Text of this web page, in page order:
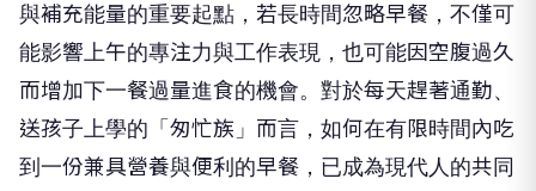
與補充能量的重要起點，若長時間忽略早餐，不僅可
能影響上午的專注力與工作表現，也可能因空腹過久
而增加下一餐過量進食的機會。對於每天趕著通勤、
送孩子上學的「匆忙族」而言，如何在有限時間內吃
到一份兼具營養與便利的早餐，已成為現代人的共同